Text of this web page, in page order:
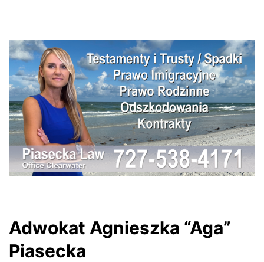
Adwokat Agnieszka “Aga”
Piasecka